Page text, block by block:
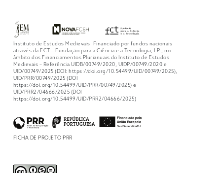
Instituto de Estudos Medievais. Financiado por fundos nacionais
através da FCT – Fundação para a Ciência e a Tecnologia, I.P., no
âmbito dos Financiamentos Plurianuais do Instituto de Estudos
Medievais – Referência UIDB/00749/2020, UIDP/00749/2020 e
UID/00749/2025 (DOI: https://doi.org/10.54499/UID/00749/2025),
UID/PRR/00749/2025 (DOI
https://doi.org/10.54499/UID/PRR/00749/2025) e
UID/PRR2/04666/2025 (DOI
https://doi.org/10.54499/UID/PRR2/04666/2025)
FICHA DE PROJETO PRR